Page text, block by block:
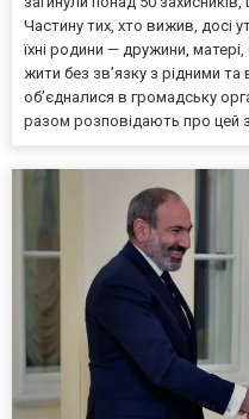
Частину тих, хто вижив, досі
їхні родини — дружини,
жити без зв’язку з рідними
об’єдналися в громадську
разом розповідають про цей